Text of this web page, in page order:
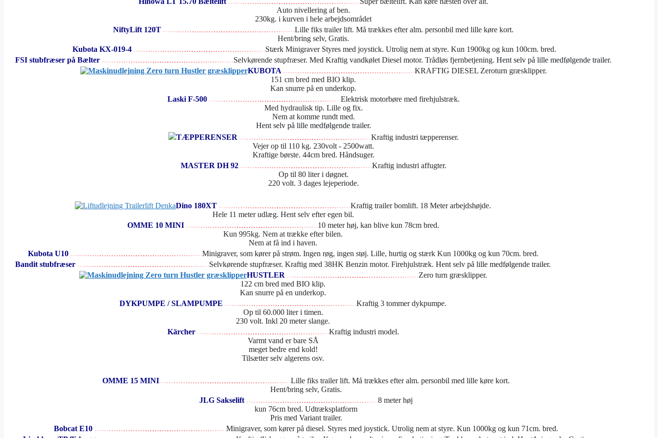
Auto nivellering af ben.
230kg. i kurven i hele arbejdsområdet
NiftyLift 120T
Lille fiks trailer lift. Må trækkes efter alm. personbil med lille køre kort.
Hent/bring selv, Gratis.
Kubota KX-019-4
Stærk Minigraver Styres med joystick. Utrolig nem at styre. Kun 1900kg og kun 100cm. bred.
FSI stubfræser på Bælter
Selvkørende stupfræser. Med Kraftig vandkølet Diesel motor. Trådløs fjernbetjening. Hent selv på lille medfølgende trailer.
KUBOTA
KRAFTIG DIESEL Zeroturn græsklipper.
151 cm bred med BIO klip.
Kan snurre på en underkop.
Laski F-500
Elektrisk motorbøre med firehjulstræk.
Med hydraulisk tip. Lille og fix.
Nem at komme rundt med.
Hent selv på lille medfølgende trailer.
TÆPPERENSER
Kraftig industri tæpperenser.
Vejer op til 110 kg. 230volt - 2500watt.
Kraftige børste. 44cm bred. Håndsuger.
MASTER DH 92
Kraftig industri affugter.
Op til 80 liter i døgnet.
220 volt. 3 dages lejeperiode.
Dino 180XT
Kraftig trailer bomlift. 18 Meter arbejdshøjde.
Hele 11 meter udlæg. Hent selv efter egen bil.
OMME 10 MINI
10 meter høj, kan blive kun 78cm bred.
Kun 995kg. Nem at trække efter bilen.
Nem at få ind i haven.
Kubota U10
Minigraver, som kører på strøm. Ingen røg, ingen støj. Lille, hurtig og stærk Kun 1000kg og kun 70cm. bred.
Bandit stubfræser
Selvkørende stupfræser. Kraftig med 38HK Benzin motor. Firehjulstræk. Hent selv på lille medfølgende trailer.
HUSTLER
Zero turn græsklipper.
122 cm bred med BIO klip.
Kan snurre på en underkop.
DYKPUMPE / SLAMPUMPE
Kraftig 3 tommer dykpumpe.
Op til 60.000 liter i timen.
230 volt. Inkl 20 meter slange.
Kärcher
Kraftig industri model.
Varmt vand er bare SÅ
meget bedre end kold!
Tilsætter selv algerens osv.
OMME 15 MINI
Lille fiks trailer lift. Må trækkes efter alm. personbil med lille køre kort.
Hent/bring selv, Gratis.
JLG Sakselift
8 meter høj
kun 76cm bred. Udtræksplatform
Pris med Variant trailer.
Bobcat E10
Minigraver, som kører på diesel. Styres med joystick. Utrolig nem at styre. Kun 1000kg og kun 71cm. bred.